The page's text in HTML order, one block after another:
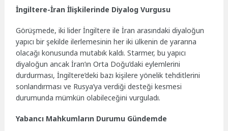
İngiltere-İran İlişkilerinde Diyalog Vurgusu
Görüşmede, iki lider İngiltere ile İran arasındaki diyaloğun
yapıcı bir şekilde ilerlemesinin her iki ülkenin de yararına
olacağı konusunda mutabık kaldı. Starmer, bu yapıcı
diyaloğun ancak İran’ın Orta Doğu’daki eylemlerini
durdurması, İngiltere’deki bazı kişilere yönelik tehditlerini
sonlandırması ve Rusya’ya verdiği desteği kesmesi
durumunda mümkün olabileceğini vurguladı.
Yabancı Mahkumların Durumu Gündemde